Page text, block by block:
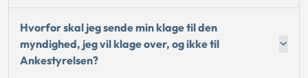
Hvorfor skal jeg sende min klage til den
myndighed, jeg vil klage over, og ikke til
Ankestyrelsen?